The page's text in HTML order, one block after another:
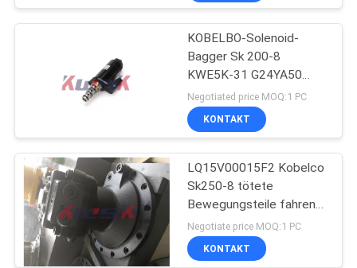
FABRIK-
QUALITÄTSKONTROLLE
TRETEN
SIE
MIT
UNS
Hitachi-Bagger
Hydraulic Parts
10
kobelco
hydraulische Teile
KOBELBO-Solenoid-
Bagger Sk 200-8
KWE5K-31 G24YA50
Kwe5k-31/G24yb50
YN35V00020F1
Negotiated price MOQ:1 PC
KONTAKT
LQ15V00015F2 Kobelco
Sk250-8 tötete
Bewegungsteile fahren
Schwingen-Bagger
Negotiate price MOQ:1 PC
KONTAKT